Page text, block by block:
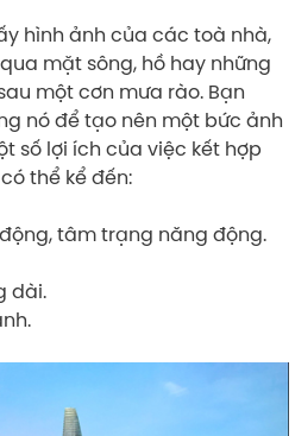
hình ảnh của các toà nhà,
mặt sông, hồ hay những
một cơn mưa rào. Bạn
nó để tạo nên một bức ảnh
số lợi ích của việc kết hợp
thể kể đến:
tâm trạng năng động.
dài.